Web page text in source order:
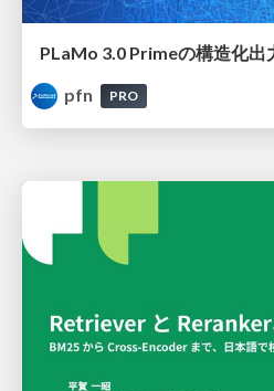
PLaMo 3.0 Primeの構造化出
pfn
PRO